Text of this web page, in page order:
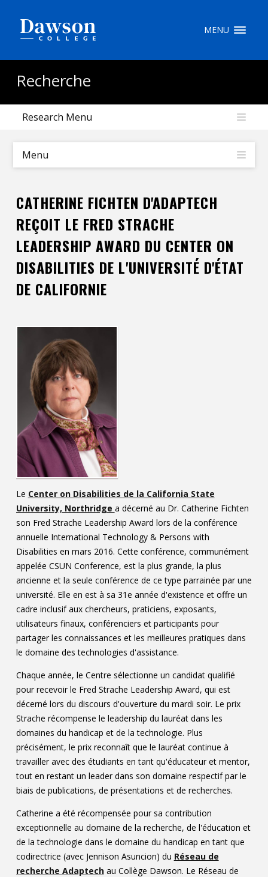
MENU
Recherche
Research Menu
Menu
CATHERINE FICHTEN D'ADAPTECH
REÇOIT LE FRED STRACHE
LEADERSHIP AWARD DU CENTER ON
DISABILITIES DE L'UNIVERSITÉ D'ÉTAT
DE CALIFORNIE
Le Center on Disabilities de la California State
University, Northridge a décerné au Dr. Catherine Fichten
son Fred Strache Leadership Award lors de la conférence
annuelle International Technology & Persons with
Disabilities en mars 2016. Cette conférence, communément
appelée CSUN Conference, est la plus grande, la plus
ancienne et la seule conférence de ce type parrainée par une
université. Elle en est à sa 31e année d'existence et offre un
cadre inclusif aux chercheurs, praticiens, exposants,
utilisateurs finaux, conférenciers et participants pour
partager les connaissances et les meilleures pratiques dans
le domaine des technologies d'assistance.
Chaque année, le Centre sélectionne un candidat qualifié
pour recevoir le Fred Strache Leadership Award, qui est
décerné lors du discours d'ouverture du mardi soir. Le prix
Strache récompense le leadership du lauréat dans les
domaines du handicap et de la technologie. Plus
précisément, le prix reconnaît que le lauréat continue à
travailler avec des étudiants en tant qu'éducateur et mentor,
tout en restant un leader dans son domaine respectif par le
biais de publications, de présentations et de recherches.
Catherine a été récompensée pour sa contribution
exceptionnelle au domaine de la recherche, de l'éducation et
de la technologie dans le domaine du handicap en tant que
codirectrice (avec Jennison Asuncion) du Réseau de
recherche Adaptechau Collège Dawson. Le Réseau de
Comment postuler
Carrières
Liens rapides